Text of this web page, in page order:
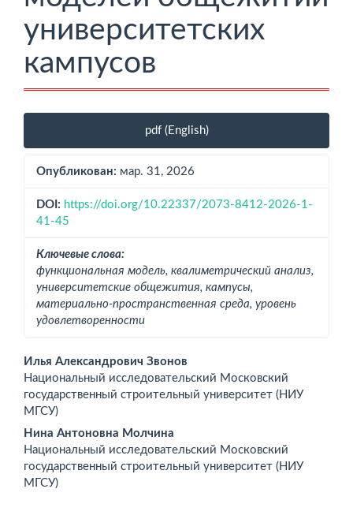
университетских
кампусов
Боковая
панель
статьи
pdf (English)
Опубликован: мар. 31, 2026
DOI: https://doi.org/10.22337/2073-8412-2026-1-
41-45
Ключевые слова:
функциональная модель, квалиметрический анализ,
университетские общежития, кампусы,
материально-пространственная среда, уровень
удовлетворенности
Основное
содержимое
статьи
Илья Александрович Звонов
Национальный исследовательский Московский
государственный строительный университет (НИУ
МГСУ)
Нина Антоновна Молчина
Национальный исследовательский Московский
государственный строительный университет (НИУ
МГСУ)